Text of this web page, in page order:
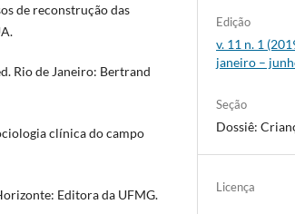
de reconstrução das
Rio de Janeiro: Bertrand
clínica do campo
Editora da UFMG.
Edição
v. 11 n. 1
janeiro –
Seção
Dossiê:
Licença